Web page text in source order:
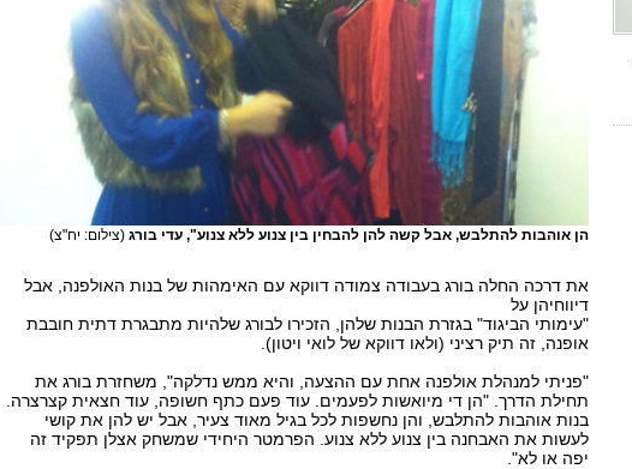
הן אוהבות להתלבש, אבל קשה להן להבחין בין צנוע ללא צנוע", עדי בורג (צילום: יח"צ)
את דרכה החלה בורג בעבודה צמודה דווקא עם האימהות של בנות האולפנה, אבל
דיווחיהן על
"עימותי הביגוד" בגזרת הבנות שלהן, הזכירו לבורג שלהיות מתבגרת דתית חובבת
אופנה, זה תיק רציני (ולאו דווקא של לואי ויטון).
"פניתי למנהלת אולפנה אחת עם ההצעה, והיא ממש נדלקה", משחזרת בורג את
תחילת הדרך. "הן די מיואשות לפעמים. עוד פעם כתף חשופה, עוד חצאית קצרצרה.
בנות אוהבות להתלבש, והן נחשפות לכל בגיל מאוד צעיר, אבל יש להן את קושי
לעשות את האבחנה בין צנוע ללא צנוע. הפרמטר היחידי שמשחק אצלן תפקיד זה
יפה או לא".